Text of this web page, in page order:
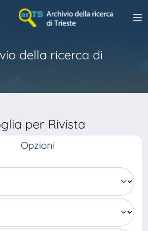
della ricerca di
per Rivista
Opzioni